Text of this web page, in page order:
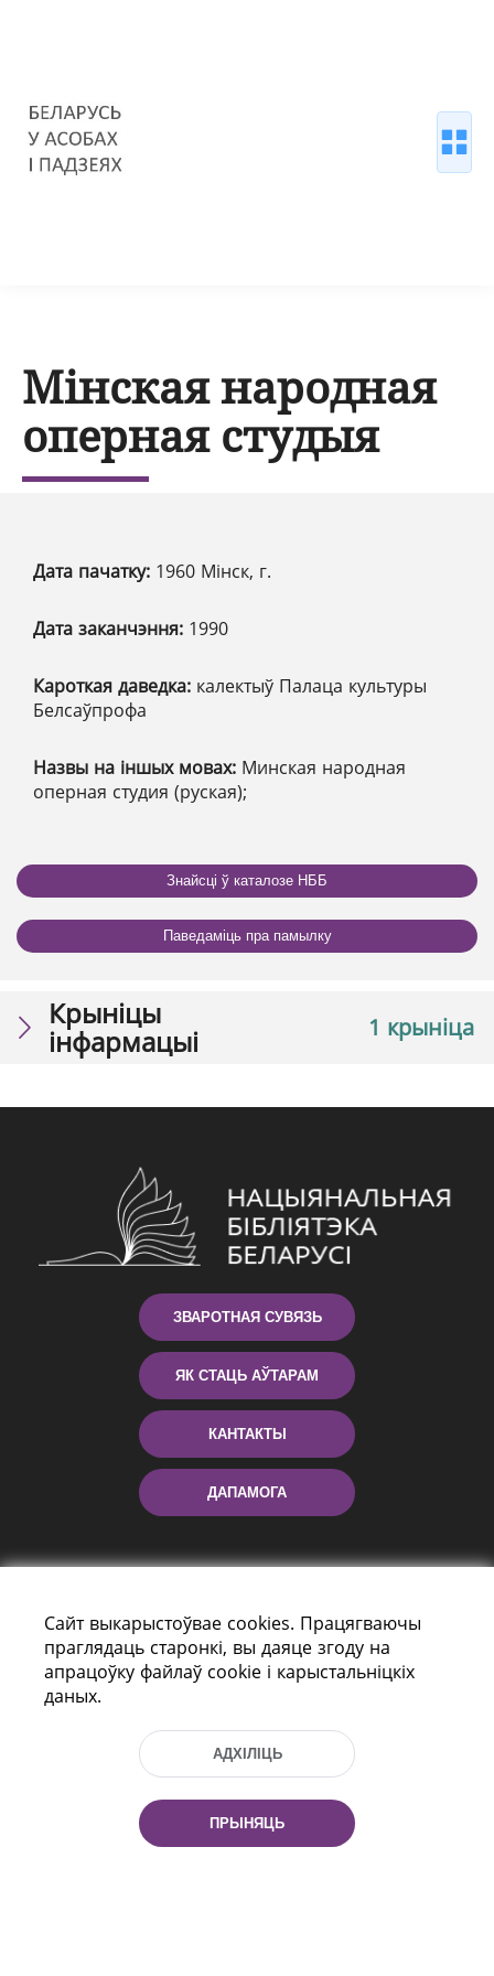
Мінская народная
оперная студыя
Дата пачатку: 1960 Мінск, г.
Дата заканчэння: 1990
Кароткая даведка: калектыў Палаца культуры
Белсаўпрофа
Назвы на іншых мовах: Минская народная
оперная студия (руская);
Знайсці ў каталозе НББ
Паведаміць пра памылку
1 крыніца
Крыніцы
інфармацыі
ЗВАРОТНАЯ СУВЯЗЬ
ЯК СТАЦЬ АЎТАРАМ
КАНТАКТЫ
ДАПАМОГА
праспект Незалежнасці 116
г. Мiнск, Рэспубліка Беларусь, 220114
Тэл.: (+375 17) 368 37 37, Факс: (+375 17)
Эл. пошта: inbox@nlb.by
Сайт выкарыстоўвае cookies. Працягваючы
праглядаць старонкі, вы даяце згоду на
апрацоўку файлаў cookie і карыстальніцкіх
даных.
АДХІЛІЦЬ
ПРЫНЯЦЬ